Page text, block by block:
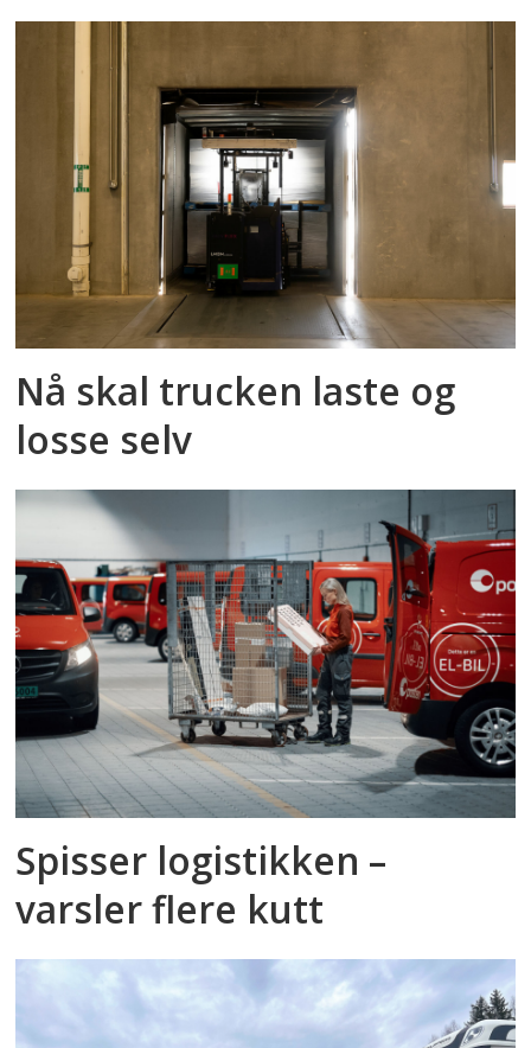
Nå skal trucken laste og
losse selv
Spisser logistikken –
varsler flere kutt